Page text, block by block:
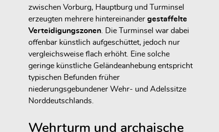
zwischen Vorburg, Hauptburg und Turminsel
erzeugten mehrere hintereinander gestaffelte
Verteidigungszonen . Die Turminsel war dabei
offenbar künstlich aufgeschüttet, jedoch nur
vergleichsweise flach erhöht. Eine solche
geringe künstliche Geländeanhebung entspricht
typischen Befunden früher
niederungsgebundener Wehr- und Adelssitze
Norddeutschlands.
Wehrturm und archaische